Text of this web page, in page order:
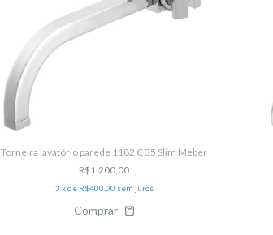
Torneira lavatório parede 1182 C 35 Slim Meber
R$1.200,00
3 x de R$400,00 sem juros